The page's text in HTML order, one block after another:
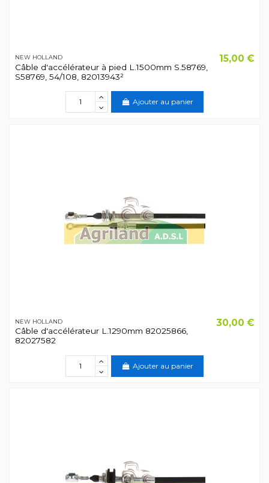
NEW HOLLAND
Câble d'accélérateur à pied L.1500mm S.58769,
S58769, 54/108, 82013943²
15,00 €
Ajouter au panier
NEW HOLLAND
Câble d'accélérateur L.1290mm 82025866,
82027582
30,00 €
Ajouter au panier